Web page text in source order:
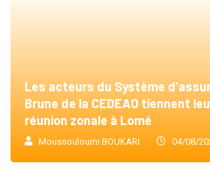
Les acteurs du Système
Brune de la CEDEAO tiennent
réunion zonale à Lomé
Moussouloumi BOUKARI 04/08/